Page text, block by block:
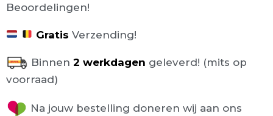
Beoordelingen!
Gratis Verzending!
Binnen 2 werkdagen geleverd! (mits op
voorraad)
Na jouw bestelling doneren wij aan ons